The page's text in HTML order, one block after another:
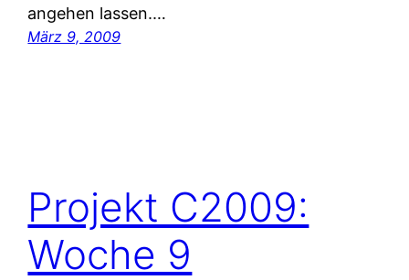
angehen lassen.…
März 9, 2009
Projekt C2009:
Woche 9